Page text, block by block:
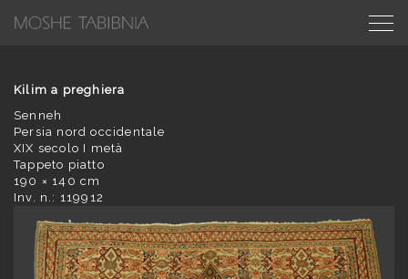
Kilim a preghiera
Senneh
Persia nord occidentale
XIX secolo I metà
Tappeto piatto
190 × 140 cm
Inv. n.: 119912